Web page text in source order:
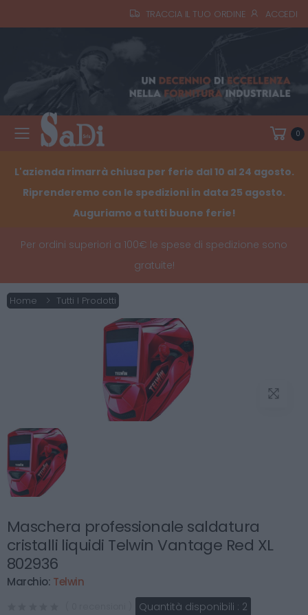
TRACCIA IL TUO ORDINE ACCEDI
Toggle mobile menu 0
L'azienda rimarrà chiusa per ferie dal 10 al 24 agosto.
Riprenderemo con le spedizioni in data 25 agosto.
Auguriamo a tutti buone ferie!
Per ordini superiori a 100€ le spese di spedizione sono
gratuite!
Home Tutti I Prodotti
Maschera professionale saldatura
cristalli liquidi Telwin Vantage Red XL
802936
Marchio: Telwin
Quantità disponibili : 2